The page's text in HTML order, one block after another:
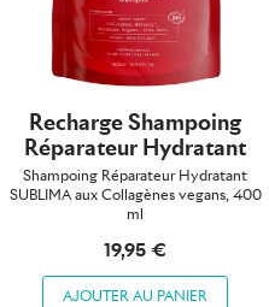
Recharge Shampoing
Réparateur Hydratant
Shampoing Réparateur Hydratant
SUBLIMA aux Collagènes vegans, 400
ml
19,95 €
AJOUTER AU PANIER